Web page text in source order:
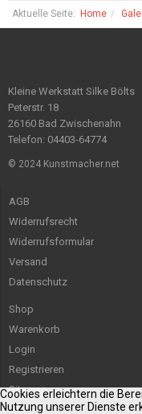
Aktuelle Seite: Home
Kleine Werkstatt Silke Bölts
Peterstr. 18
26160 Bad Zwischenahn
Telefon: 04403-64774
© 2024 Kunstmacher.net
AGB
Widerrufsrecht
Widerrufsformular
Versand
Datenschutz
Shop
Warenkorb
Login
Registrieren
Sitemap
Cookies erleichtern die
Nutzung unserer Dienste